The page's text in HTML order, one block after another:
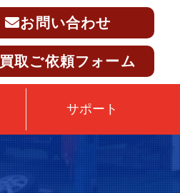
お問い合わせ
買取ご依頼フォーム
サポート